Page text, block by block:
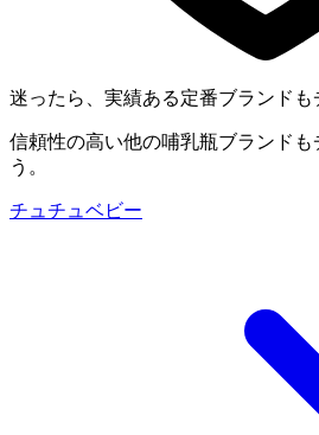
迷ったら、実績ある定番ブランドも
信頼性の高い他の哺乳瓶ブランドも
う。
チュチュベビー